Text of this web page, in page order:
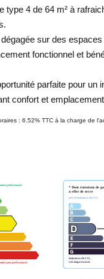
4 de 64 m² à
sur des
fonctionnel et
parfaite pour
confort et
: 6.52% TTC à la charge de